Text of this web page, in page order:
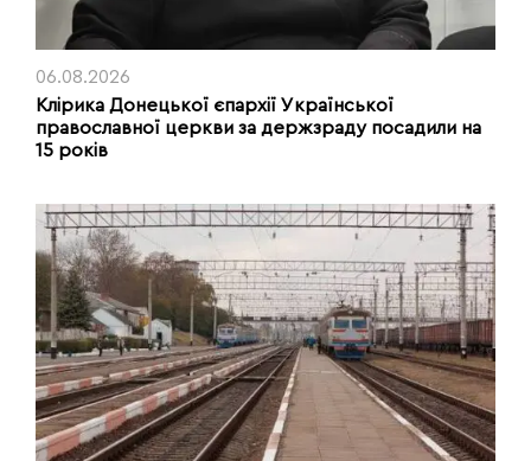
06.08.2026
Клірика Донецької єпархії Української
православної церкви за держзраду посадили на
15 років